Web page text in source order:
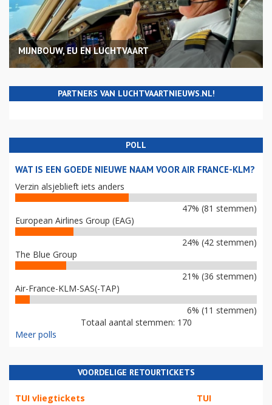
MIJNBOUW, EU EN LUCHTVAART
PARTNERS VAN LUCHTVAARTNIEUWS.NL!
POLL
WAT IS EEN GOEDE NIEUWE NAAM VOOR AIR FRANCE-KLM?
Verzin alsjeblieft iets anders
47% (81 stemmen)
European Airlines Group (EAG)
24% (42 stemmen)
The Blue Group
21% (36 stemmen)
Air-France-KLM-SAS(-TAP)
6% (11 stemmen)
Totaal aantal stemmen: 170
Meer polls
VOORDELIGE RETOURTICKETS
TUI vliegtickets TUI